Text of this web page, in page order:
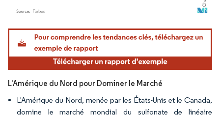
Image © Mordor Intelligence. La réutilisation nécessite une attribution sous CC BY
L'Amérique du Nord pour Dominer le Marché
L'Amérique du Nord, menée par les États-Unis et le Canada,
domine le marché mondial du sulfonate de linéaire